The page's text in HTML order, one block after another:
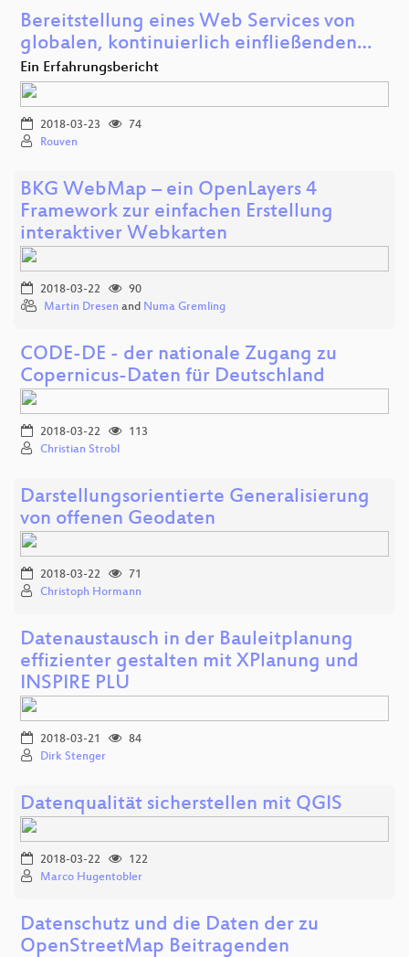
Bereitstellung eines Web Services von
globalen, kontinuierlich einfließenden…
Ein Erfahrungsbericht
2018-03-23
74
Rouven
BKG WebMap – ein OpenLayers 4
Framework zur einfachen Erstellung
interaktiver Webkarten
2018-03-22
90
Martin Dresen and Numa Gremling
CODE-DE - der nationale Zugang zu
Copernicus-Daten für Deutschland
2018-03-22
113
Christian Strobl
Darstellungsorientierte Generalisierung
von offenen Geodaten
2018-03-22
71
Christoph Hormann
Datenaustausch in der Bauleitplanung
effizienter gestalten mit XPlanung und
INSPIRE PLU
2018-03-21
84
Dirk Stenger
Datenqualität sicherstellen mit QGIS
2018-03-22
122
Marco Hugentobler
Datenschutz und die Daten der zu
OpenStreetMap Beitragenden